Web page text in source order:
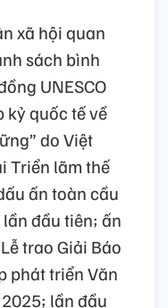
xã hội quan
sách bình
UNESCO
kỷ quốc tế về
do Việt
Triển lãm thế
ấn toàn cầu
đầu tiên; ấn
trao Giải Báo
phát triển Văn
lần đầu